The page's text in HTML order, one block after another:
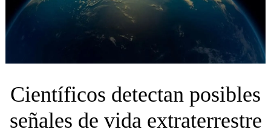
Científicos detectan posibles
señales de vida extraterrestre